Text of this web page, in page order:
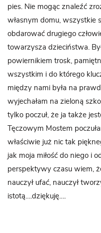
pies. Nie mogąc znaleźć
własnym domu, wszystkie
obdarować drugiego
towarzysza dzieciństwa.
powiernikiem trosk,
wszystkim i do którego
między nami była na
wyjechałam na zieloną
tylko poczuł, że ja także
Tęczowym Mostem
właściwie już nic tak
jak moja miłość do niego i
perspektywy czasu wiem,
nauczył ufać, nauczył
istotą….dziękuję….